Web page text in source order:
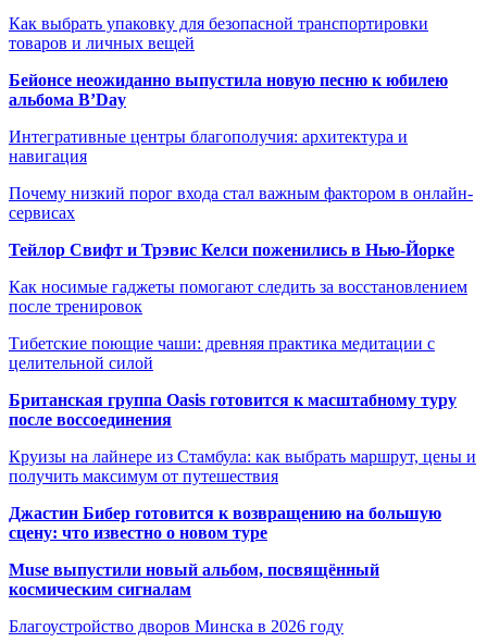
Как выбрать упаковку для безопасной транспортировки
товаров и личных вещей
Бейонсе неожиданно выпустила новую песню к юбилею
альбома B’Day
Интегративные центры благополучия: архитектура и
навигация
Почему низкий порог входа стал важным фактором в онлайн-
сервисах
Тейлор Свифт и Трэвис Келси поженились в Нью-Йорке
Как носимые гаджеты помогают следить за восстановлением
после тренировок
Тибетские поющие чаши: древняя практика медитации с
целительной силой
Британская группа Oasis готовится к масштабному туру
после воссоединения
Круизы на лайнере из Стамбула: как выбрать маршрут, цены и
получить максимум от путешествия
Джастин Бибер готовится к возвращению на большую
сцену: что известно о новом туре
Muse выпустили новый альбом, посвящённый
космическим сигналам
Благоустройство дворов Минска в 2026 году